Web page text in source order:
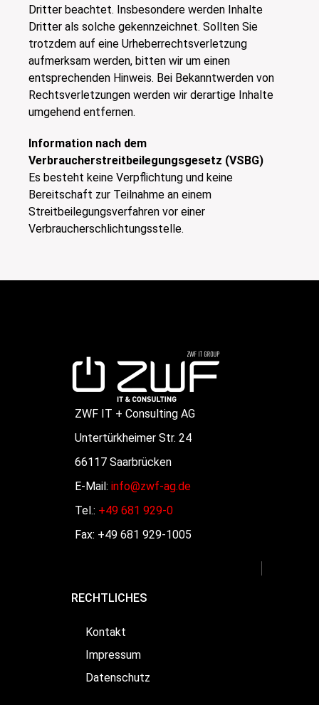
Dritter beachtet. Insbesondere werden Inhalte
Dritter als solche gekennzeichnet. Sollten Sie
trotzdem auf eine Urheberrechtsverletzung
aufmerksam werden, bitten wir um einen
entsprechenden Hinweis. Bei Bekanntwerden von
Rechtsverletzungen werden wir derartige Inhalte
umgehend entfernen.
Information nach dem
Verbraucherstreitbeilegungsgesetz (VSBG)
Es besteht keine Verpflichtung und keine
Bereitschaft zur Teilnahme an einem
Streitbeilegungsverfahren vor einer
Verbraucherschlichtungsstelle.
ZWF IT + Consulting AG
Untertürkheimer Str. 24
66117 Saarbrücken
E-Mail: info@zwf-ag.de
Tel.: +49 681 929-0
Fax: +49 681 929-1005
RECHTLICHES
Kontakt
Impressum
Datenschutz